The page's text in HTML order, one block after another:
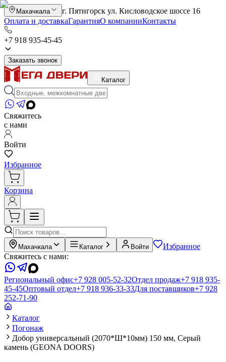
Махачкала
г. Пятигорск ул. Кисловодское шоссе 16
Оплата и доставкаГарантияО компанииКонтакты
+7 918 935-45-45
Заказать звонок
Каталог
Свяжитесь
с нами
Войти
Избранное
Корзина
Махачкала Каталог Войти
Избранное
Свяжитесь с нами:
Региональный офис+7 928 005-52-32Отдел продаж+7 918 935-
45-45Оптовый отдел+7 918 936-33-33Для поставщиков+7 928
252-71-90
Каталог
Погонаж
Добор универсальный (2070*Ш*10мм) 150 мм, Серый
камень (GEONA DOORS)